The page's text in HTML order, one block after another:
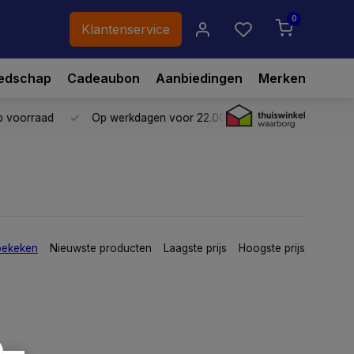
Klantenservice
0
Cadeaubon Aanbiedingen Merken
voorraad Op werkdagen voor 22.00 uur besteld,vandaag
Nieuwste producten Laagste prijs Hoogste prijs